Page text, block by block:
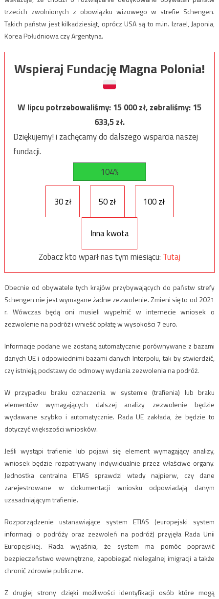
trzecich zwolnionych z obowiązku wizowego w strefie Schengen.
Takich państw jest kilkadziesiąt, oprócz USA są to m.in. Izrael, Japonia,
Korea Południowa czy Argentyna.
Wspieraj Fundację Magna Polonia!
W lipcu potrzebowaliśmy:15 000zł, zebraliśmy:15
633,5zł.
Dziękujemy! i zachęcamy do dalszego wsparcia naszej
fundacji.
104%
30 zł 50 zł 100 zł
Inna kwota
Zobacz kto wparł nas tym miesiącu: Tutaj
Obecnie od obywatele tych krajów przybywających do państw strefy
Schengen nie jest wymagane żadne zezwolenie. Zmieni się to od 2021
r. Wówczas będą oni musieli wypełnić w internecie wniosek o
zezwolenie na podróż i wnieść opłatę w wysokości 7 euro.
Informacje podane we zostaną automatycznie porównywane z bazami
danych UE i odpowiednimi bazami danych Interpolu, tak by stwierdzić,
czy istnieją podstawy do odmowy wydania zezwolenia na podróż.
W przypadku braku oznaczenia w systemie (trafienia) lub braku
elementów wymagających dalszej analizy zezwolenie będzie
wydawane szybko i automatycznie. Rada UE zakłada, że będzie to
dotyczyć większości wniosków.
Jeśli wystąpi trafienie lub pojawi się element wymagający analizy,
wniosek będzie rozpatrywany indywidualnie przez właściwe organy.
Jednostka centralna ETIAS sprawdzi wtedy najpierw, czy dane
zarejestrowane w dokumentacji wniosku odpowiadają danym
uzasadniającym trafienie.
Rozporządzenie ustanawiające system ETIAS (europejski system
informacji o podróży oraz zezwoleń na podróż) przyjęła Rada Unii
Europejskiej. Rada wyjaśnia, że system ma pomóc poprawić
bezpieczeństwo wewnętrzne, zapobiegać nielegalnej imigracji a także
chronić zdrowie publiczne.
Z drugiej strony dzięki możliwości identyfikacji osób które mogą